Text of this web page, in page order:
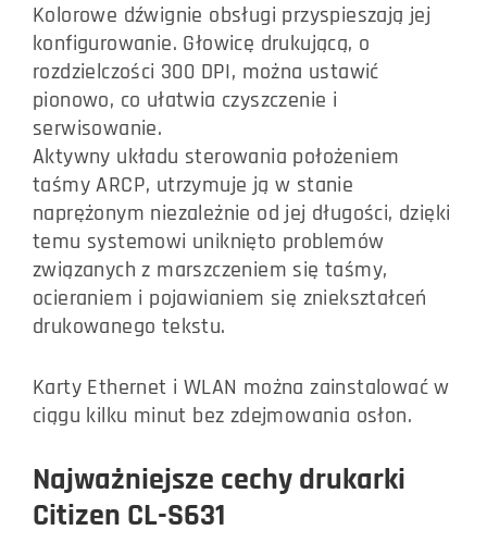
Kolorowe dźwignie obsługi przyspieszają jej
konfigurowanie. Głowicę drukującą, o
rozdzielczości 300 DPI, można ustawić
pionowo, co ułatwia czyszczenie i
serwisowanie.
Aktywny układu sterowania położeniem
taśmy ARCP, utrzymuje ją w stanie
naprężonym niezależnie od jej długości, dzięki
temu systemowi uniknięto problemów
związanych z marszczeniem się taśmy,
ocieraniem i pojawianiem się zniekształceń
drukowanego tekstu.
Karty Ethernet i WLAN można zainstalować w
ciągu kilku minut bez zdejmowania osłon.
Najważniejsze cechy drukarki
Citizen CL-S631